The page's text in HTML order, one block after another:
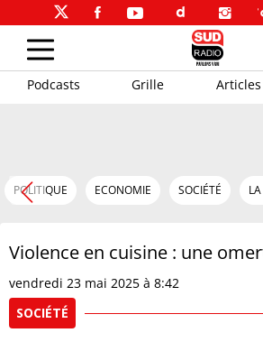
Podcasts Grille Articles
POLITIQUE ECONOMIE SOCIÉTÉ
Violence en cuisine : une
vendredi 23 mai 2025 à 8:42
SOCIÉTÉ